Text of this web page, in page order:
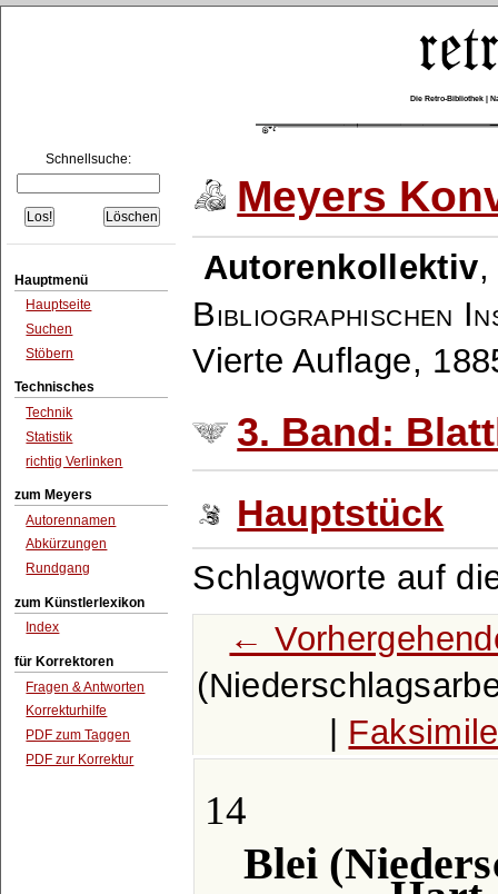
Die Retro-Bibliothek |
Schnellsuche:
Hauptmenü
Hauptseite
Suchen
Stöbern
Technisches
Technik
Statistik
richtig Verlinken
zum Meyers
Autorennamen
Abkürzungen
Rundgang
zum Künstlerlexikon
Index
für Korrektoren
Fragen & Antworten
Korrekturhilfe
PDF zum Taggen
PDF zur Korrektur
Meyers
Autorenkollektiv
Bibliographischen
Vierte Auflage,
3. Band:
Hauptstück
Schlagworte auf
←
Faksimile
14
Blei